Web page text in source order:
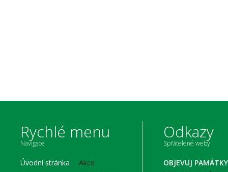
Rychlé menu
Navigace
Úvodní stránka
Akce
Odkazy
Spřátelené weby
OBJEVUJ PAMÁTKY